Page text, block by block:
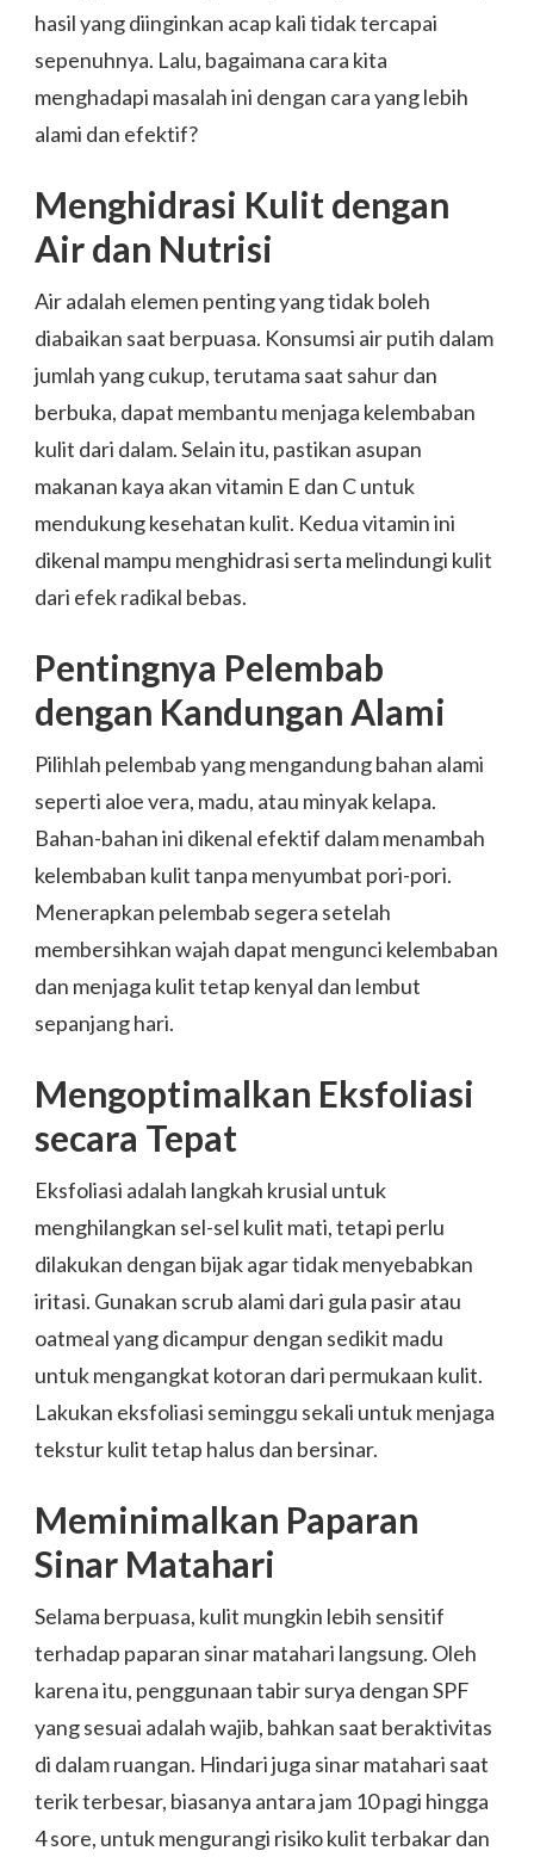
hasil yang diinginkan acap kali tidak tercapai
sepenuhnya. Lalu, bagaimana cara kita
menghadapi masalah ini dengan cara yang lebih
alami dan efektif?
Menghidrasi Kulit dengan
Air dan Nutrisi
Air adalah elemen penting yang tidak boleh
diabaikan saat berpuasa. Konsumsi air putih dalam
jumlah yang cukup, terutama saat sahur dan
berbuka, dapat membantu menjaga kelembaban
kulit dari dalam. Selain itu, pastikan asupan
makanan kaya akan vitamin E dan C untuk
mendukung kesehatan kulit. Kedua vitamin ini
dikenal mampu menghidrasi serta melindungi kulit
dari efek radikal bebas.
Pentingnya Pelembab
dengan Kandungan Alami
Pilihlah pelembab yang mengandung bahan alami
seperti aloe vera, madu, atau minyak kelapa.
Bahan-bahan ini dikenal efektif dalam menambah
kelembaban kulit tanpa menyumbat pori-pori.
Menerapkan pelembab segera setelah
membersihkan wajah dapat mengunci kelembaban
dan menjaga kulit tetap kenyal dan lembut
sepanjang hari.
Mengoptimalkan Eksfoliasi
secara Tepat
Eksfoliasi adalah langkah krusial untuk
menghilangkan sel-sel kulit mati, tetapi perlu
dilakukan dengan bijak agar tidak menyebabkan
iritasi. Gunakan scrub alami dari gula pasir atau
oatmeal yang dicampur dengan sedikit madu
untuk mengangkat kotoran dari permukaan kulit.
Lakukan eksfoliasi seminggu sekali untuk menjaga
tekstur kulit tetap halus dan bersinar.
Meminimalkan Paparan
Sinar Matahari
Selama berpuasa, kulit mungkin lebih sensitif
terhadap paparan sinar matahari langsung. Oleh
karena itu, penggunaan tabir surya dengan SPF
yang sesuai adalah wajib, bahkan saat beraktivitas
di dalam ruangan. Hindari juga sinar matahari saat
terik terbesar, biasanya antara jam 10 pagi hingga
4 sore, untuk mengurangi risiko kulit terbakar dan